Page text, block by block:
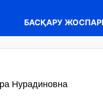
БАСҚАРУ
Нурадиновна